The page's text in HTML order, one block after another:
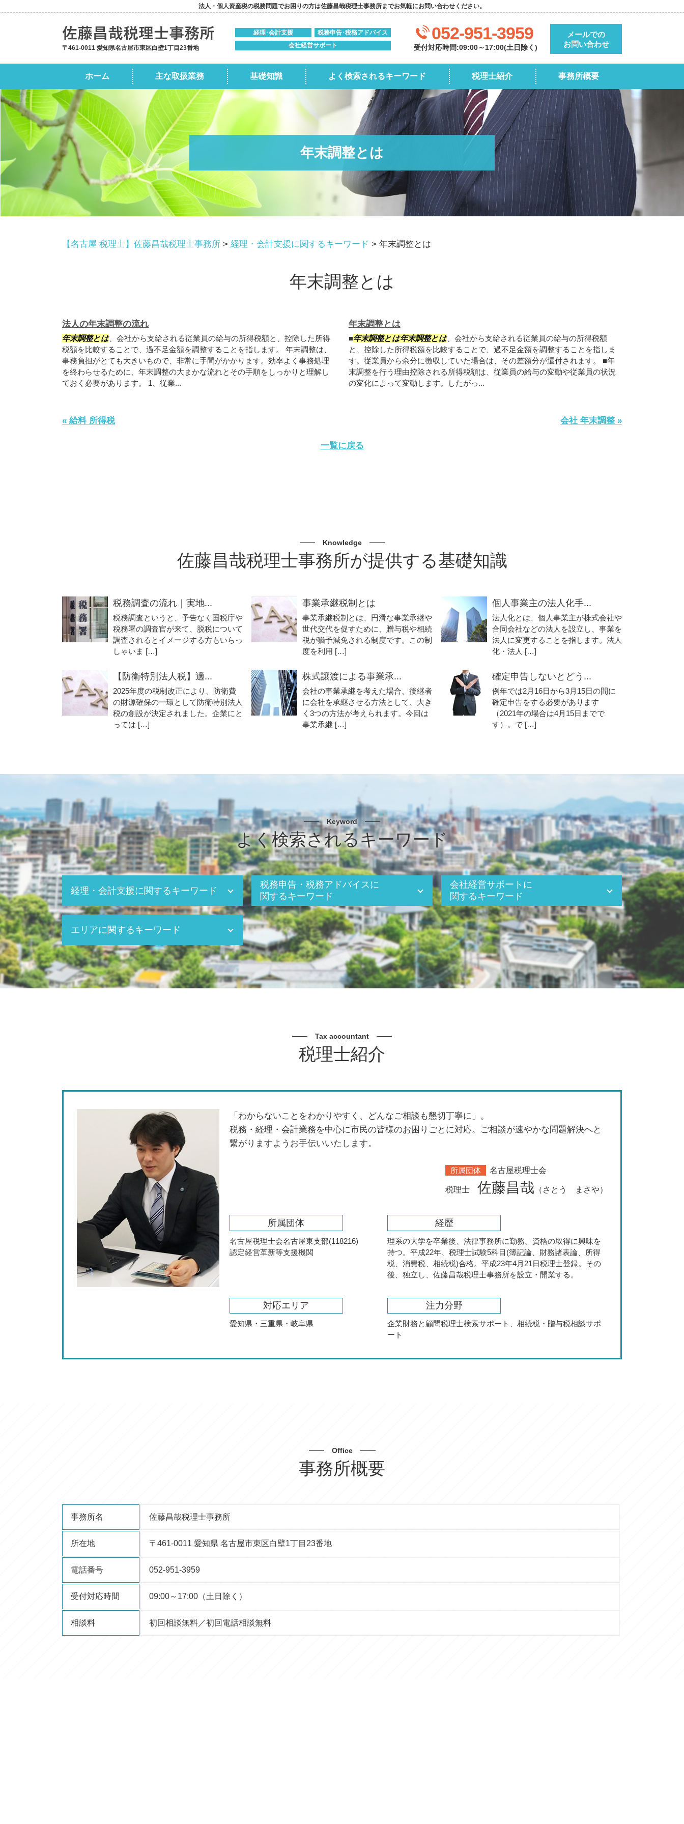
年末調整とは
法人・個人資産税の税務問題でお困りの方は佐藤昌哉税理士事務所までお気軽にお問い合わせください。
〒461-0011 愛知県名古屋市東区白壁1丁目23番地
経理･会計支援
税務申告･税務アドバイス
会社経営サポート
052-951-3959
受付対応時間:09:00～17:00(土日除く)
メールでの
お問い合わせ
ホーム 主な取扱業務 基礎知識 よく検索されるキーワード 税理士紹介 事務所概要
【名古屋 税理士】佐藤昌哉税理士事務所 > 経理・会計支援に関するキーワード > 年末調整とは
年末調整とは
法人の年末調整の流れ
年末調整とは、会社から支給される従業員の給与の所得税額と、控除した所得
税額を比較することで、過不足金額を調整することを指します。 年末調整は、
事務負担がとても大きいもので、非常に手間がかかります。効率よく事務処理
を終わらせるために、年末調整の大まかな流れとその手順をしっかりと理解し
ておく必要があります。 1、従業...
年末調整とは
■年末調整とは年末調整とは、会社から支給される従業員の給与の所得税額
と、控除した所得税額を比較することで、過不足金額を調整することを指しま
す。従業員から余分に徴収していた場合は、その差額分が還付されます。 ■年
末調整を行う理由控除される所得税額は、従業員の給与の変動や従業員の状況
の変化によって変動します。したがっ...
« 給料 所得税 会社 年末調整 »
一覧に戻る
Knowledge
佐藤昌哉税理士事務所が提供する基礎知識
税務調査の流れ｜実地...
税務調査というと、予告なく国税庁や
税務署の調査官が来て、脱税について
調査されるとイメージする方もいらっ
しゃいま […]
事業承継税制とは
事業承継税制とは、円滑な事業承継や
世代交代を促すために、贈与税や相続
税が猶予減免される制度です。この制
度を利用 […]
個人事業主の法人化手...
法人化とは、個人事業主が株式会社や
合同会社などの法人を設立し、事業を
法人に変更することを指します。法人
化・法人 […]
【防衛特別法人税】適...
2025年度の税制改正により、防衛費
の財源確保の一環として防衛特別法人
税の創設が決定されました。企業にと
っては […]
株式譲渡による事業承...
会社の事業承継を考えた場合、後継者
に会社を承継させる方法として、大き
く3つの方法が考えられます。今回は
事業承継 […]
確定申告しないとどう...
例年では2月16日から3月15日の間に
確定申告をする必要があります
（2021年の場合は4月15日までで
す）。で […]
Keyword
よく検索されるキーワード
経理・会計支援に関するキーワード
会社 年末調整
防衛特別法人税 いつから
経理 決算
月次決算 とは
給料 税金 計算
記帳代行とは
年末調整 所得税
税務申告・税務アドバイスに
関するキーワード
納税 税理士
決算書 税務申告書
追徴課税 税率
確定申告 調査
確定申告 売上 金額
法人決算 申告期限
役員報酬 税金 対策
確定申告 領収書 ない 個人
相続税 申告期限
経営者 税金対策
税金対策 フリーランス
二次相続 相続税
法人決算申告 税理士
会社経営サポートに
関するキーワード
中期経営計画 作り方
企業 経営計画
事業承継税制 特例承継計画
会社経営 サポート 税理士
中期経営計画 わかりやすい
会社 経営支援
株式譲渡 方法
中小企業 経営計画
事業承継 税理士
資金繰り 売上
エリアに関するキーワード
事業承継 税理士 相談 三重県
記帳代行 税理士 相談 北名古屋市
事業承継 税理士 相談 春日井市
税務調査 税理士 相談 三重県
税務相談 税理士 岐阜県
税務相談 税理士 北名古屋市
税務相談 税理士 三重県
記帳代行 税理士 相談 名古屋市
事業承継 税理士 相談 名古屋市
銀行対策 税理士 相談 名古屋市
経営計画 税理士 相談 北名古屋市
Tax accountant
税理士紹介
「わからないことをわかりやすく、どんなご相談も懇切丁寧に」。
税務・経理・会計業務を中心に市民の皆様のお困りごとに対応。ご相談が速やかな問題解決へと
繋がりますようお手伝いいたします。
所属団体 名古屋税理士会
税理士 佐藤昌哉 （さとう まさや）
所属団体
名古屋税理士会名古屋東支部(118216)
認定経営革新等支援機関
経歴
理系の大学を卒業後、法律事務所に勤務。資格の取得に興味を
持つ。平成22年、税理士試験5科目(簿記論、財務諸表論、所得
税、消費税、相続税)合格。平成23年4月21日税理士登録。その
後、独立し、佐藤昌哉税理士事務所を設立・開業する。
対応エリア
愛知県・三重県・岐阜県
注力分野
企業財務と顧問税理士検索サポート、相続税・贈与税相談サポ
ート
Office
事務所概要
事務所名 佐藤昌哉税理士事務所
所在地 〒461-0011 愛知県 名古屋市東区白壁1丁目23番地
電話番号 052-951-3959
受付対応時間 09:00～17:00（土日除く）
相談料 初回相談無料／初回電話相談無料